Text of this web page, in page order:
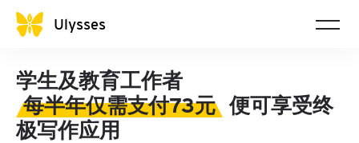
Ulysses
学生及教育工作者
每半年仅需支付73元 便可享受终
极写作应用